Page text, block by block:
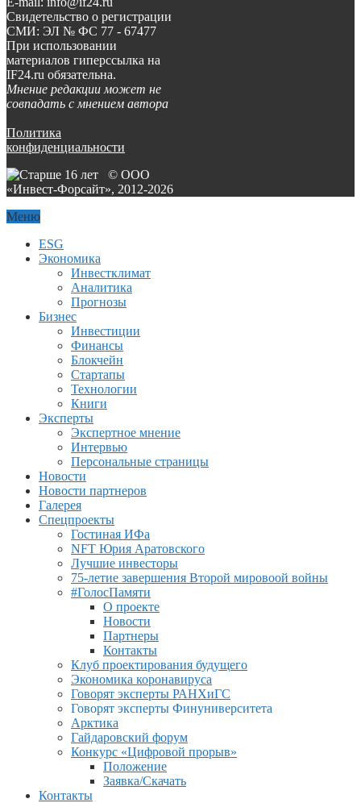
Свидетельство о регистрации
СМИ: ЭЛ № ФС 77 - 67477
При использовании
материалов гиперссылка на
IF24.ru обязательна.
Мнение редакции может не
совпадать с мнением автора
Политика
конфиденциальности
© ООО
«Инвест-Форсайт», 2012-2026
Меню
ESG
Экономика
Инвестклимат
Аналитика
Прогнозы
Бизнес
Инвестиции
Финансы
Блокчейн
Стартапы
Технологии
Книги
Эксперты
Экспертное мнение
Интервью
Персональные страницы
Новости
Новости партнеров
Галерея
Спецпроекты
Гостиная ИФа
NFT Юрия Аратовского
Лучшие инвесторы
75-летие завершения Второй мировоой войны
#ГолосПамяти
О проекте
Новости
Партнеры
Контакты
Клуб проектирования будущего
Экономика коронавируса
Говорят эксперты РАНХиГС
Говорят эксперты Финуниверситета
Арктика
Гайдаровский форум
Конкурс «Цифровой прорыв»
Положение
Заявка/Скачать
Контакты